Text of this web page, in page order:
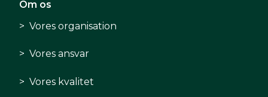
Om os
Vores organisation
Vores ansvar
Vores kvalitet